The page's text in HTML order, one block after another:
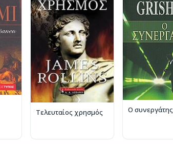
Τελευταίος χρησμός
Ο συνεργάτης